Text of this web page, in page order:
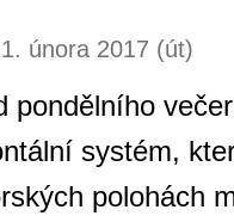
února 2017 (út)
pondělního
systém,
polohách